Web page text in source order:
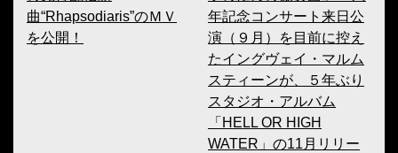
曲“Rhapsodiaris”のＭＶ
を公開！
年記念コンサート来日公
演（９月）を目前に控え
たイングヴェイ・マルム
スティーンが、５年ぶり
スタジオ・アルバム
「HELL OR HIGH
WATER」の11月リリー